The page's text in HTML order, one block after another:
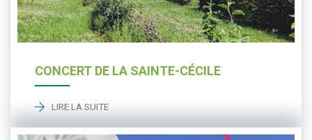
CONCERT DE LA SAINTE-CÉCILE
LIRE LA SUITE